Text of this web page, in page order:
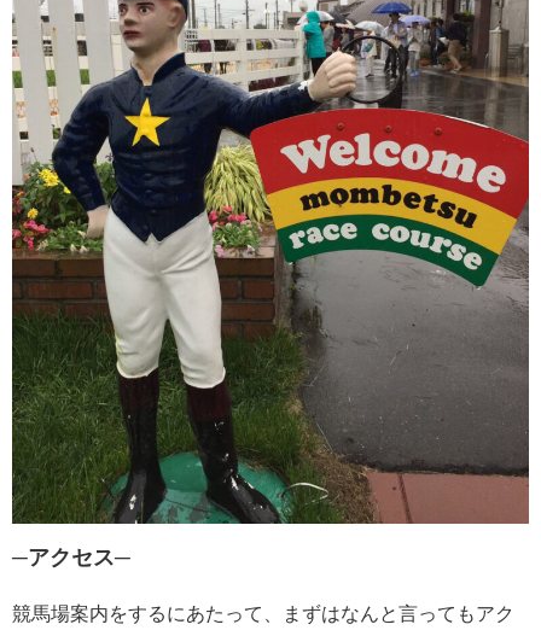
─アクセス─
競馬場案内をするにあたって、まずはなんと言ってもアク